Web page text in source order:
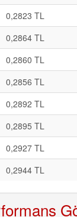
0,2823 TL
0,2864 TL
0,2860 TL
0,2856 TL
0,2892 TL
0,2895 TL
0,2927 TL
0,2944 TL